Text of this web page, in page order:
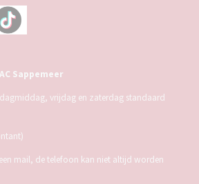
Sappemeer
vrijdag en zaterdag standaard
mail, de telefoon kan niet altijd worden